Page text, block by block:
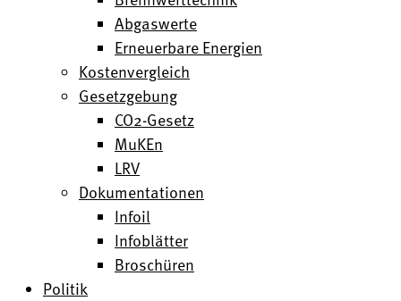
Abgaswerte
Erneuerbare Energien
Kostenvergleich
Gesetzgebung
CO2-Gesetz
MuKEn
LRV
Dokumentationen
Infoil
Infoblätter
Broschüren
Politik